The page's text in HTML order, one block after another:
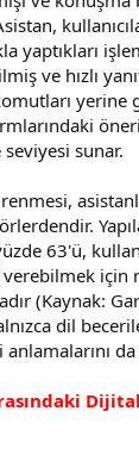
yaptıkları
ve hızlı
yerine
sunar.
63'ü,
verebilmek
(Kaynak:
dil
da